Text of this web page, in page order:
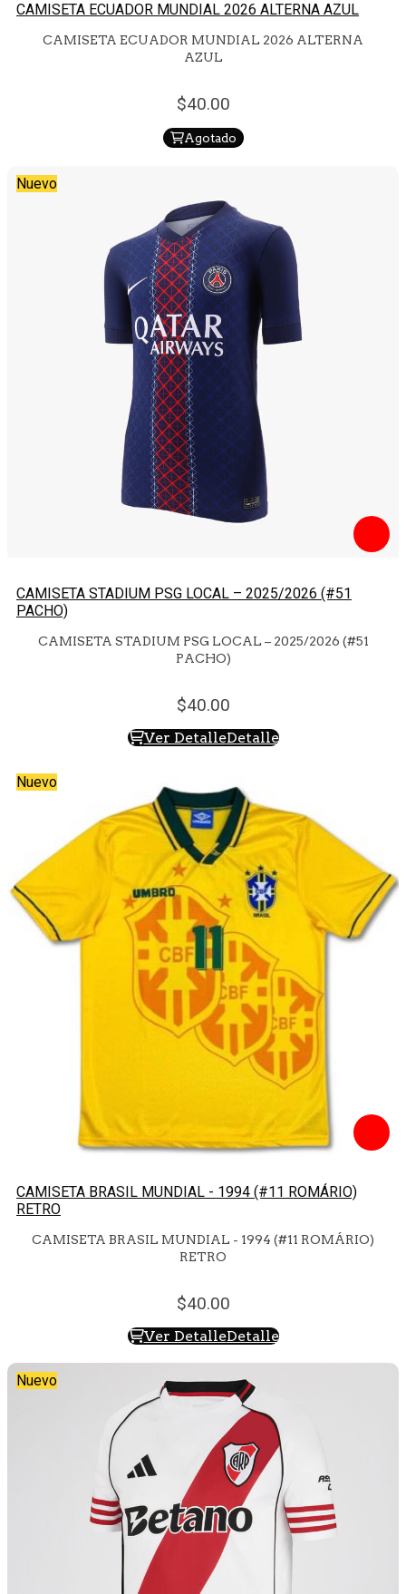
CAMISETA ECUADOR MUNDIAL 2026 ALTERNA AZUL
CAMISETA ECUADOR MUNDIAL 2026 ALTERNA
AZUL
40.00
Agotado
Nuevo
CAMISETA STADIUM PSG LOCAL – 2025/2026 (#51
PACHO)
CAMISETA STADIUM PSG LOCAL – 2025/2026 (#51
PACHO)
40.00
Ver DetalleDetalle
Nuevo
CAMISETA BRASIL MUNDIAL - 1994 (#11 ROMÁRIO)
RETRO
CAMISETA BRASIL MUNDIAL - 1994 (#11 ROMÁRIO)
RETRO
40.00
Ver DetalleDetalle
Nuevo